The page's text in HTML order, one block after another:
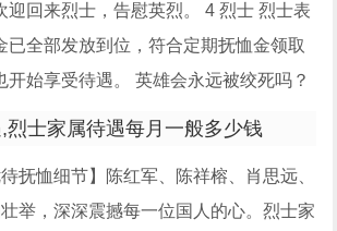
迎回来烈士，告慰英烈。 4 烈士 烈士表
已全部发放到位，符合定期抚恤金领取
开始享受待遇。 英雄会永远被绞死吗？
烈士家属待遇每月一般多少钱
抚恤细节】陈红军、陈祥榕、肖思远、
举，深深震撼每一位国人的心。烈士家